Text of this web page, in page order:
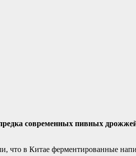
современных пивных
что в Китае ферментированные